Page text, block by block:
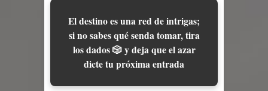
El destino es una red de intrigas;
si no sabes qué senda tomar, tira
los dados 🎲 y deja que el azar
dicte tu próxima entrada